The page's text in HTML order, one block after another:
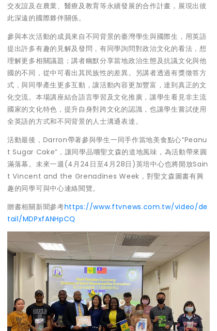
交友誼及在農業、醫療及教育等永續發展的合作計畫，展現出彼
此深遠的國際夥伴關係。
參與本次活動的成員來自不同背景的臺灣學生與國際生，用英語
提出許多有趣的見解及發問，有同學詢問對政治文化的看法，想
理解更多相關議題；講者幽默分享當地政治生態及抗議文化與他
國的不同，從中可看出其民族性的差異。另講者透過有獎徵答方
式，與同學產生更多互動，讓活動內容更加豐富，達到真正的文
化交流。本場講座結合語言學習及文化推廣，讓學生看見非主流
國家的文化特色，提升自身對跨文化的認識，也讓學生嘗試使用
全英語的方式和不同背景的人士溝通表達。
活動最後，Darron帶著參與學生一同手作當地美食點心“Peanu
t Sugar Cake”，讓同學品嚐聖文森的道地風味，為活動帶來圓
滿落幕。未來一週(4月24日至4月28日)英培中心也將開放Sain
t Vincent and the Grenadines Week，對聖文森圖書有興
趣的同學可與中心連絡閱覽。
贈書相關新聞參考https://www.ftvnews.com.tw/video/de
tail/MDPxfANHpCQ